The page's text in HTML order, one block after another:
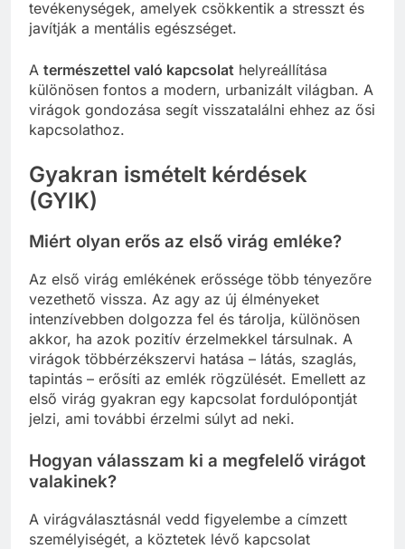
tevékenységek, amelyek csökkentik a stresszt és
javítják a mentális egészséget.
A természettel való kapcsolat helyreállítása
különösen fontos a modern, urbanizált világban. A
virágok gondozása segít visszatalálni ehhez az ősi
kapcsolathoz.
Gyakran ismételt kérdések
(GYIK)
Miért olyan erős az első virág emléke?
Az első virág emlékének erőssége több tényezőre
vezethető vissza. Az agy az új élményeket
intenzívebben dolgozza fel és tárolja, különösen
akkor, ha azok pozitív érzelmekkel társulnak. A
virágok többérzékszervi hatása – látás, szaglás,
tapintás – erősíti az emlék rögzülését. Emellett az
első virág gyakran egy kapcsolat fordulópontját
jelzi, ami további érzelmi súlyt ad neki.
Hogyan válasszam ki a megfelelő virágot
valakinek?
A virágválasztásnál vedd figyelembe a címzett
személyiségét, a köztetek lévő kapcsolat